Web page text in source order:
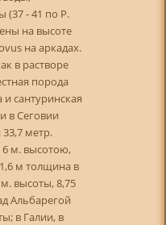
(37 - 41 по Р.
на высоте
на аркадах.
в растворе
порода
сантуринская
в Сеговии
метр.
6 м. высотою,
м толщина в
м. высоты, 8,75
Альбарегой
в Галии, в